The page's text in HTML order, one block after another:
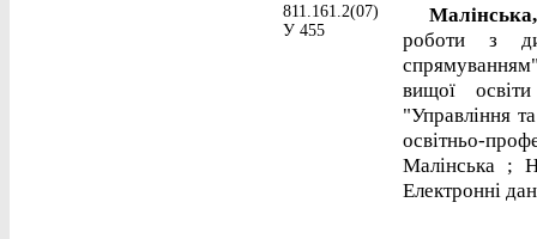
811.161.2(07)
У 455
роботи з
вищої
"Управління
освітньо-
Малінська ;
Електронні